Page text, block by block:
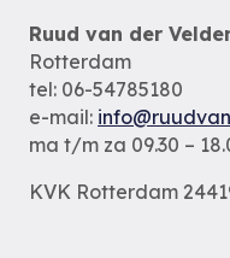
Ruud van der
Rotterdam
tel: 06-54785180
e-mail:
ma t/m za 09.30 –
KVK Rotterdam